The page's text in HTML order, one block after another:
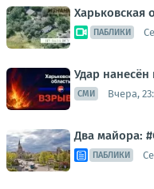
Харьковская
ПАБЛИКИ
Удар нанесён
СМИ Вчера,
Два майора:
ПАБЛИКИ